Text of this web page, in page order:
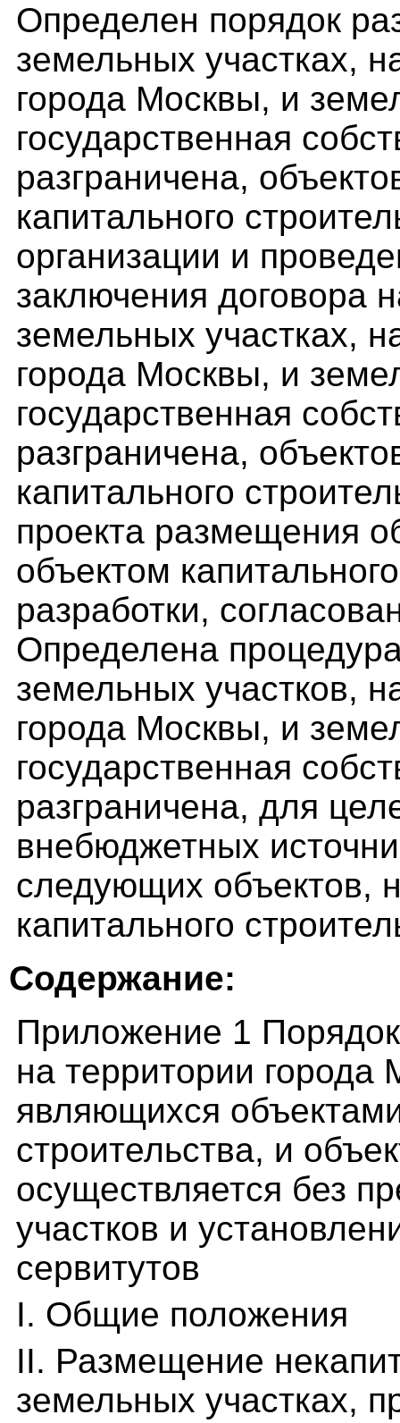
Определен порядок
земельных участках,
города Москвы, и
государственная
разграничена,
капитального
организации и
заключения договора
земельных участках,
города Москвы, и
государственная
разграничена,
капитального
проекта размещения
объектом
разработки,
Определена
земельных участков,
города Москвы, и
государственная
разграничена, для
внебюджетных
следующих объектов,
капитального
Содержание:
Приложение 1
на территории города
являющихся
строительства, и
осуществляется без
участков и
сервитутов
I. Общие положения
II. Размещение
земельных участках,